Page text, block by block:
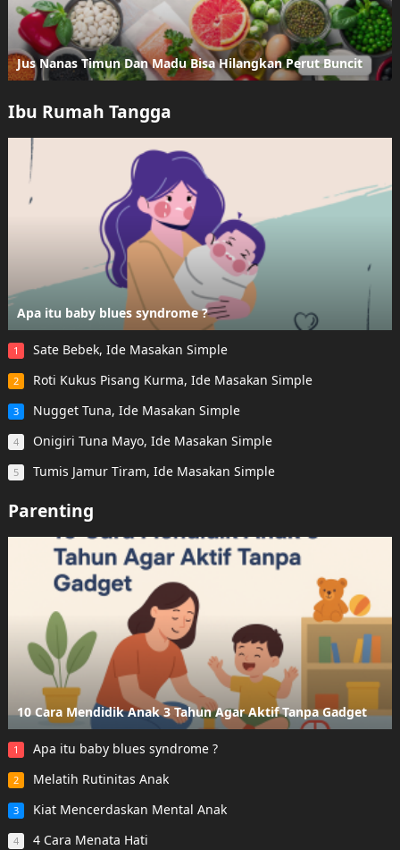
Jus Nanas Timun Dan Madu Bisa Hilangkan Perut Buncit
Ibu Rumah Tangga
Apa itu baby blues syndrome ?
1 Sate Bebek, Ide Masakan Simple
2 Roti Kukus Pisang Kurma, Ide Masakan Simple
3 Nugget Tuna, Ide Masakan Simple
4 Onigiri Tuna Mayo, Ide Masakan Simple
5 Tumis Jamur Tiram, Ide Masakan Simple
Parenting
10 Cara Mendidik Anak 3 Tahun Agar Aktif Tanpa Gadget
1 Apa itu baby blues syndrome ?
2 Melatih Rutinitas Anak
3 Kiat Mencerdaskan Mental Anak
4 4 Cara Menata Hati